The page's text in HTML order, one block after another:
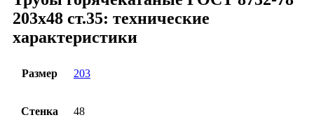
203x48 ст.35: технические
характеристики
Размер 203
Стенка 48